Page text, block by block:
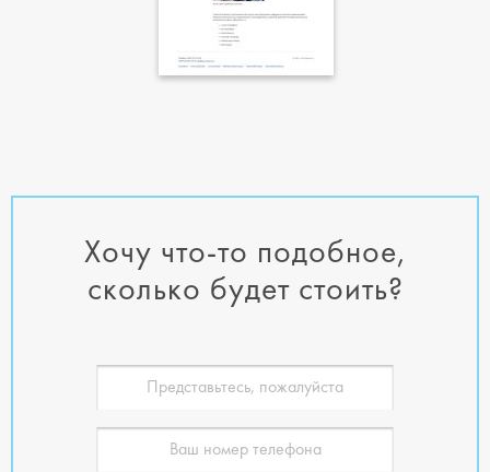
Хочу что-то подобное,
сколько будет стоить?